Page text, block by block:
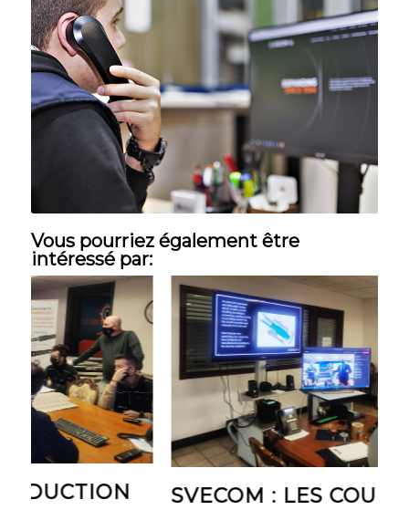
Vous pourriez également être
intéressé par:
SVECOM : LES COURS DE